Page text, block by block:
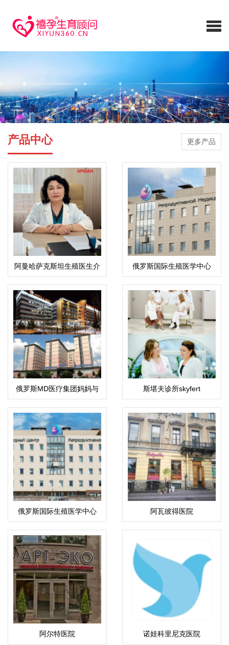
产品中心 更多产品
阿曼哈萨克斯坦生殖医生介
绍：科潘巴斯科娃·拉伊哈
恩·乌斯塔巴耶夫娜
俄罗斯国际生殖医学中心
(ICRM)
俄罗斯MD医疗集团妈妈与
孩子
斯堪夫诊所skyfert
俄罗斯国际生殖医学中心
(ICRM)
阿瓦彼得医院
阿尔特医院 诺娃科里尼克医院